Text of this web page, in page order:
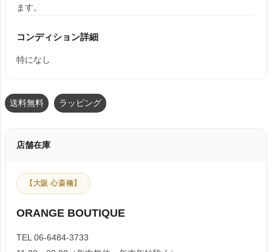
ます。
コンディション詳細
特になし
送料無料 ラッピング
店舗在庫
【大阪 心斎橋】
ORANGE BOUTIQUE
TEL 06-6484-3733